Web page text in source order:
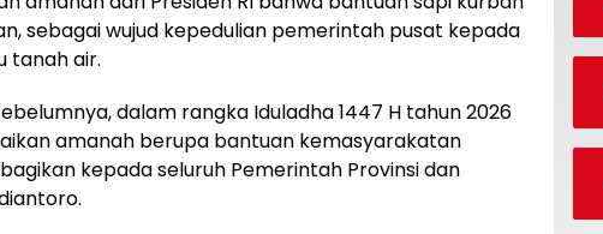
sebagai wujud kepedulian pemerintah pusat kepada
tanah air.
dalam rangka Iduladha 1447 H tahun 2026
amanah berupa bantuan kemasyarakatan
kepada seluruh Pemerintah Provinsi dan